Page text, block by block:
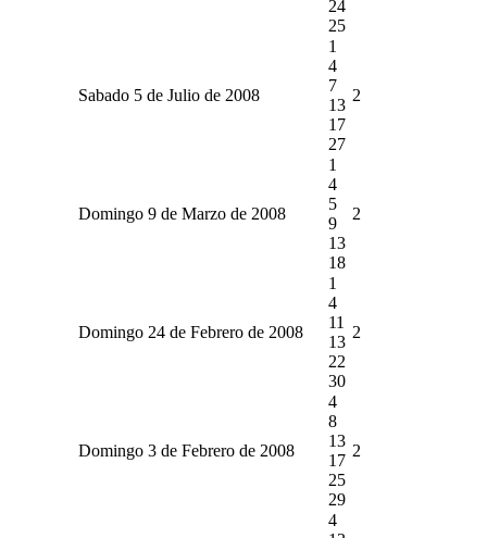
24
25
Sabado 5 de Julio de 2008
1
4
7
13
17
27
2
Domingo 9 de Marzo de 2008
1
4
5
9
13
18
2
Domingo 24 de Febrero de 2008
1
4
11
13
22
30
2
Domingo 3 de Febrero de 2008
4
8
13
17
25
29
2
4